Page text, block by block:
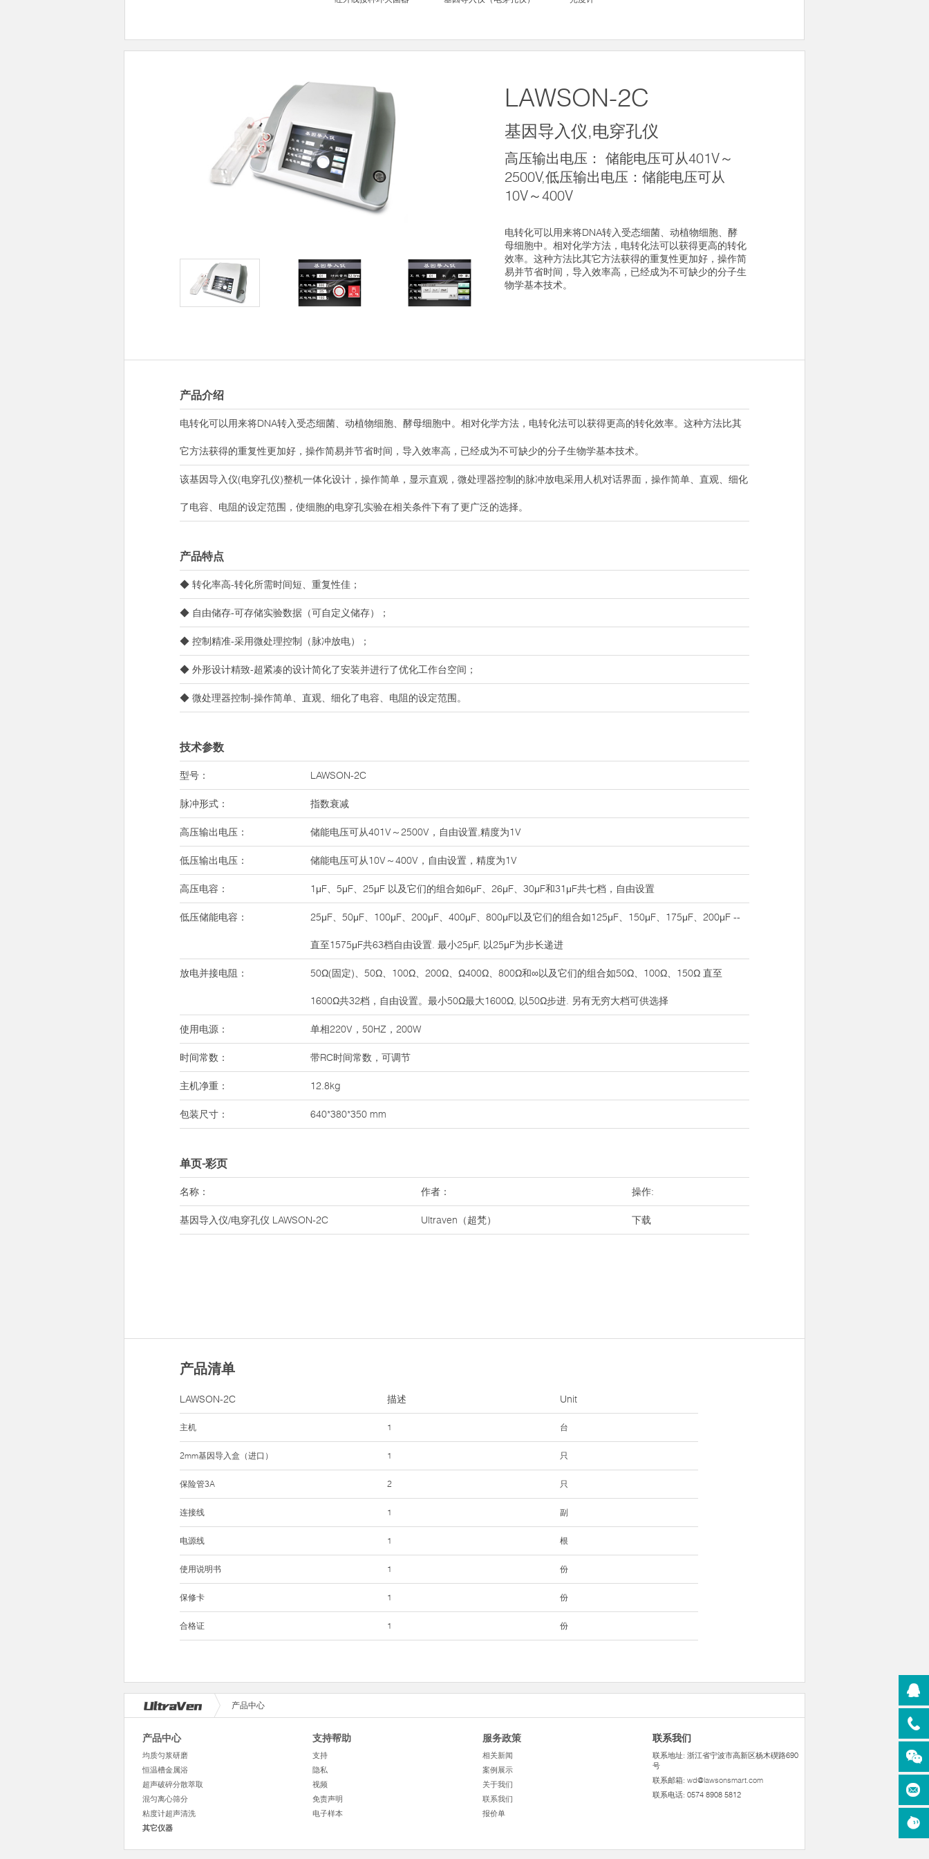
LAWSON-2C
基因导入仪,电穿孔仪
高压输出电压： 储能电压可从401V～
2500V,低压输出电压：储能电压可从
10V～400V
电转化可以用来将DNA转入受态细菌、动植物细胞、酵
母细胞中。相对化学方法，电转化法可以获得更高的转化
效率。这种方法比其它方法获得的重复性更加好，操作简
易并节省时间，导入效率高，已经成为不可缺少的分子生
物学基本技术。
产品介绍
电转化可以用来将DNA转入受态细菌、动植物细胞、酵母细胞中。相对化学方法，电转化法可以获得更高的转化效率。这种方法比其
它方法获得的重复性更加好，操作简易并节省时间，导入效率高，已经成为不可缺少的分子生物学基本技术。
该基因导入仪(电穿孔仪)整机一体化设计，操作简单，显示直观，微处理器控制的脉冲放电采用人机对话界面，操作简单、直观、细化
了电容、电阻的设定范围，使细胞的电穿孔实验在相关条件下有了更广泛的选择。
产品特点
◆ 转化率高-转化所需时间短、重复性佳；
◆ 自由储存-可存储实验数据（可自定义储存）；
◆ 控制精准-采用微处理控制（脉冲放电）；
◆ 外形设计精致-超紧凑的设计简化了安装并进行了优化工作台空间；
◆ 微处理器控制-操作简单、直观、细化了电容、电阻的设定范围。
技术参数
型号： LAWSON-2C
脉冲形式： 指数衰减
高压输出电压： 储能电压可从401V～2500V，自由设置,精度为1V
低压输出电压： 储能电压可从10V～400V，自由设置，精度为1V
高压电容： 1μF、5μF、25μF 以及它们的组合如6μF、26μF、30μF和31μF共七档，自由设置
低压储能电容： 25μF、50μF、100μF、200μF、400μF、800μF以及它们的组合如125μF、150μF、175μF、200μF --
直至1575μF共63档自由设置. 最小25μF, 以25μF为步长递进
放电并接电阻： 50Ω(固定)、50Ω、100Ω、200Ω、Ω400Ω、800Ω和∞以及它们的组合如50Ω、100Ω、150Ω 直至
1600Ω共32档，自由设置。最小50Ω最大1600Ω, 以50Ω步进. 另有无穷大档可供选择
使用电源： 单相220V，50HZ，200W
时间常数： 带RC时间常数，可调节
主机净重： 12.8kg
包装尺寸： 640*380*350 mm
单页-彩页
名称： 作者： 操作:
基因导入仪/电穿孔仪 LAWSON-2C Ultraven（超梵） 下载
产品清单
LAWSON-2C Unit
主机 台
2mm基因导入盒（进口） 只
保险管3A 只
连接线 副
电源线 根
使用说明书 份
保修卡 份
合格证 份
描述
1
1
2
1
1
1
1
1
产品中心
产品中心
均质匀浆研磨
恒温槽金属浴
超声破碎分散萃取
混匀离心筛分
粘度计超声清洗
其它仪器
支持帮助
支持
隐私
视频
免责声明
电子样本
服务政策
相关新闻
案例展示
关于我们
联系我们
报价单
联系我们
联系地址: 浙江省宁波市高新区杨木碶路690
号
联系邮箱: wd@lawsonsmart.com
联系电话: 0574 8908 5812